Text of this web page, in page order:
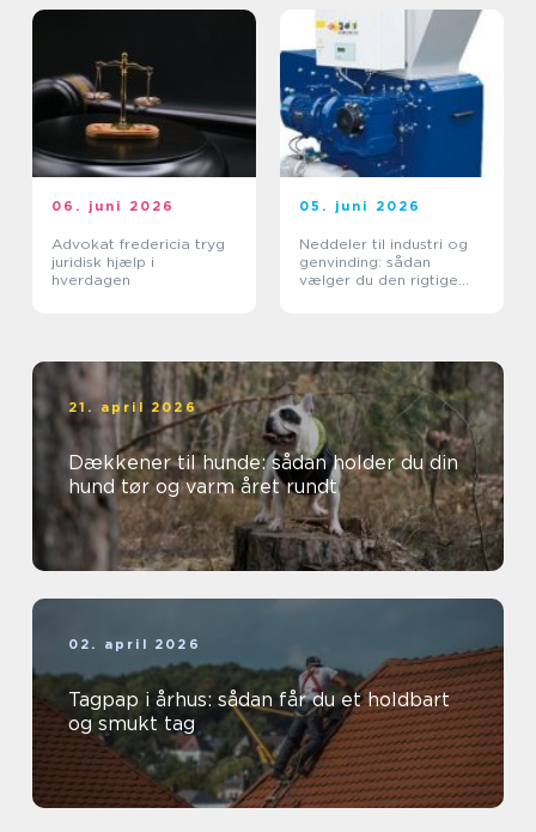
06. juni 2026
Advokat fredericia tryg
juridisk hjælp i
hverdagen
05. juni 2026
Neddeler til industri og
genvinding: sådan
vælger du den rigtige
21. april 2026
Dækkener til hunde: sådan holder du din
hund tør og varm året rundt
02. april 2026
Tagpap i århus: sådan får du et holdbart
og smukt tag